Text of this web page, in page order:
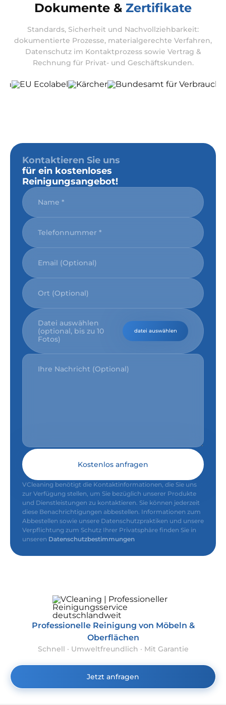
Dokumente & Zertifikate
Standards, Sicherheit und Nachvollziehbarkeit:
dokumentierte Prozesse, materialgerechte Verfahren,
Datenschutz im Kontaktprozess sowie Vertrag &
Rechnung für Privat- und Geschäftskunden.
Kontaktieren Sie uns
für ein kostenloses
Reinigungsangebot!
Datei auswählen
(optional, bis zu 10
Fotos)
datei auswählen
Kostenlos anfragen
VCleaning benötigt die Kontaktinformationen, die Sie uns
zur Verfügung stellen, um Sie bezüglich unserer Produkte
und Dienstleistungen zu kontaktieren. Sie können jederzeit
diese Benachrichtigungen abbestellen. Informationen zum
Abbestellen sowie unsere Datenschutzpraktiken und unsere
Verpflichtung zum Schutz Ihrer Privatsphäre finden Sie in
unseren Datenschutzbestimmungen
Professionelle Reinigung von Möbeln &
Oberflächen
Schnell · Umweltfreundlich · Mit Garantie
Jetzt anfragen